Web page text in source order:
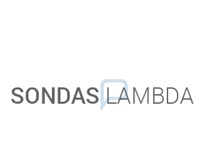
SONDASLAMBDA